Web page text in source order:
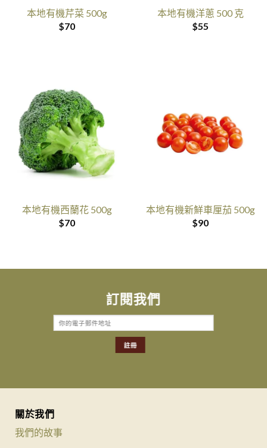
本地有機芹菜 500g
$70
本地有機洋蔥 500 克
$55
本地有機西蘭花 500g
$70
本地有機新鮮車厘茄 500g
$90
訂閱我們
關於我們
我們的故事